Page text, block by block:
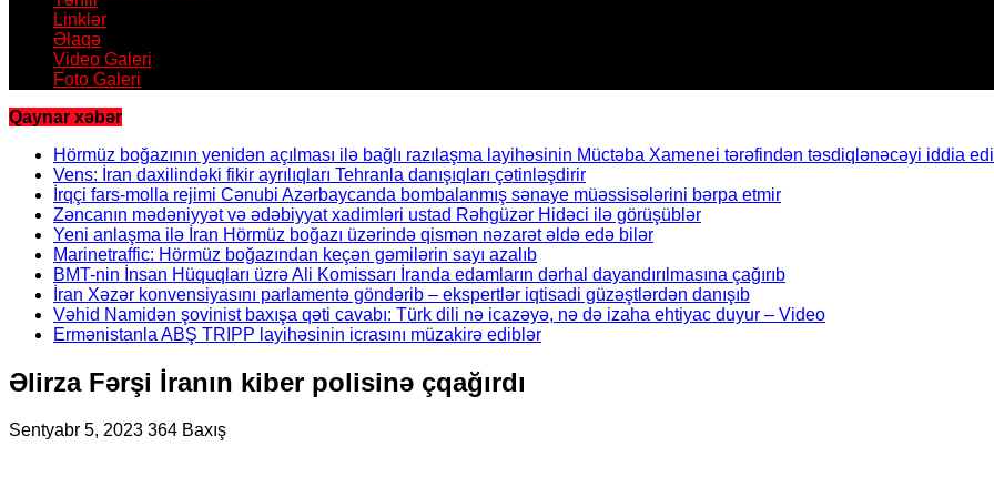
Linklər
Əlaqə
Video Galeri
Foto Galeri
Qaynar xəbər
Hörmüz boğazının yenidən açılması ilə bağlı razılaşma layihəsinin Müctəba Xamenei tərəfindən təsdiqlənəcəyi iddia
Vens: İran daxilindəki fikir ayrılıqları Tehranla danışıqları çətinləşdirir
İrqçi fars-molla rejimi Cənubi Azərbaycanda bombalanmış sənaye müəssisələrini bərpa etmir
Zəncanın mədəniyyət və ədəbiyyat xadimləri ustad Rəhgüzər Hidəci ilə görüşüblər
Yeni anlaşma ilə İran Hörmüz boğazı üzərində qismən nəzarət əldə edə bilər
Marinetraffic: Hörmüz boğazından keçən gəmilərin sayı azalıb
BMT-nin İnsan Hüquqları üzrə Ali Komissarı İranda edamların dərhal dayandırılmasına çağırıb
İran Xəzər konvensiyasını parlamentə göndərib – ekspertlər iqtisadi güzəştlərdən danışıb
Vəhid Namidən şovinist baxışa qəti cavabı: Türk dili nə icazəyə, nə də izaha ehtiyac duyur – Video
Ermənistanla ABŞ TRIPP layihəsinin icrasını müzakirə ediblər
Əlirza Fərşi İranın kiber polisinə çqağırdı
Sentyabr 5, 2023 364 Baxış